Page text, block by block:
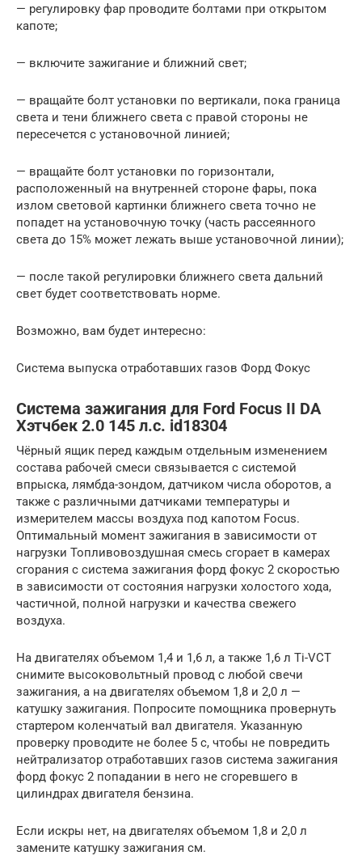
— регулировку фар проводите болтами при открытом
капоте;
— включите зажигание и ближний свет;
— вращайте болт установки по вертикали, пока граница
света и тени ближнего света с правой стороны не
пересечется с установочной линией;
— вращайте болт установки по горизонтали,
расположенный на внутренней стороне фары, пока
излом световой картинки ближнего света точно не
попадет на установочную точку (часть рассеянного
света до 15% может лежать выше установочной линии);
— после такой регулировки ближнего света дальний
свет будет соответствовать норме.
Возможно, вам будет интересно:
Система выпуска отработавших газов Форд Фокус
Система зажигания для Ford Focus II DA
Хэтчбек 2.0 145 л.с. id18304
Чёрный ящик перед каждым отдельным изменением
состава рабочей смеси связывается с системой
впрыска, лямбда-зондом, датчиком числа оборотов, а
также с различными датчиками температуры и
измерителем массы воздуха под капотом Focus.
Оптимальный момент зажигания в зависимости от
нагрузки Топливовоздушная смесь сгорает в камерах
сгорания с система зажигания форд фокус 2 скоростью
в зависимости от состояния нагрузки холостого хода,
частичной, полной нагрузки и качества свежего
воздуха.
На двигателях объемом 1,4 и 1,6 л, а также 1,6 л Ti-VCT
снимите высоковольтный провод с любой свечи
зажигания, а на двигателях объемом 1,8 и 2,0 л —
катушку зажигания. Попросите помощника провернуть
стартером коленчатый вал двигателя. Указанную
проверку проводите не более 5 с, чтобы не повредить
нейтрализатор отработавших газов система зажигания
форд фокус 2 попадании в него не сгоревшего в
цилиндрах двигателя бензина.
Если искры нет, на двигателях объемом 1,8 и 2,0 л
замените катушку зажигания см.